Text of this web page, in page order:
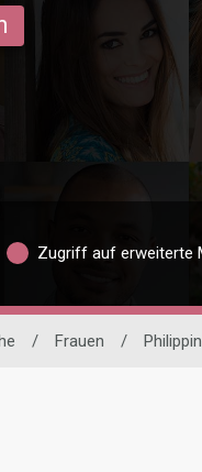
Zugriff auf erweiterte
/ Frauen /